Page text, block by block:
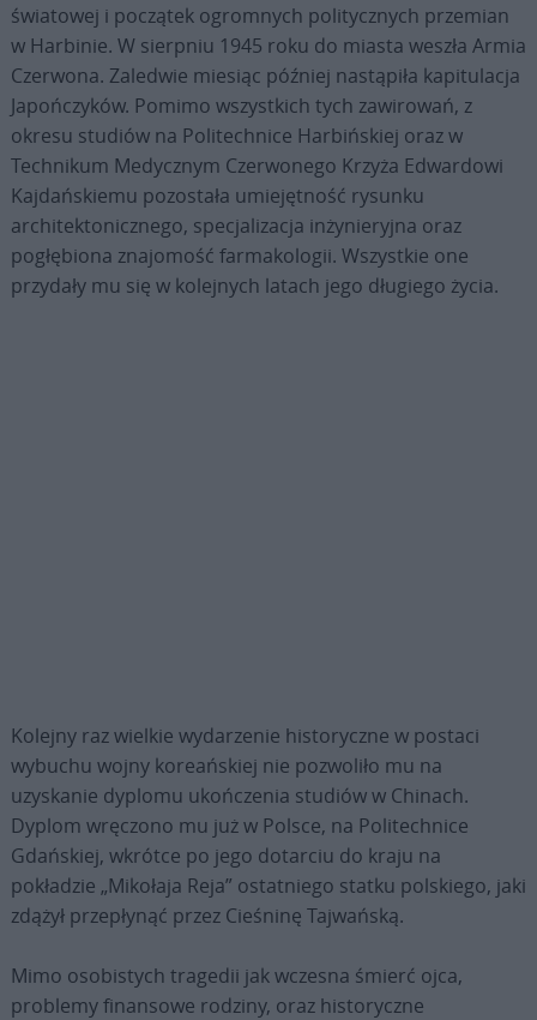
światowej i początek ogromnych politycznych przemian
w Harbinie. W sierpniu 1945 roku do miasta weszła Armia
Czerwona. Zaledwie miesiąc później nastąpiła kapitulacja
Japończyków. Pomimo wszystkich tych zawirowań, z
okresu studiów na Politechnice Harbińskiej oraz w
Technikum Medycznym Czerwonego Krzyża Edwardowi
Kajdańskiemu pozostała umiejętność rysunku
architektonicznego, specjalizacja inżynieryjna oraz
pogłębiona znajomość farmakologii. Wszystkie one
przydały mu się w kolejnych latach jego długiego życia.
Kolejny raz wielkie wydarzenie historyczne w postaci
wybuchu wojny koreańskiej nie pozwoliło mu na
uzyskanie dyplomu ukończenia studiów w Chinach.
Dyplom wręczono mu już w Polsce, na Politechnice
Gdańskiej, wkrótce po jego dotarciu do kraju na
pokładzie „Mikołaja Reja” ostatniego statku polskiego, jaki
zdążył przepłynąć przez Cieśninę Tajwańską.
Mimo osobistych tragedii jak wczesna śmierć ojca,
problemy finansowe rodziny, oraz historyczne